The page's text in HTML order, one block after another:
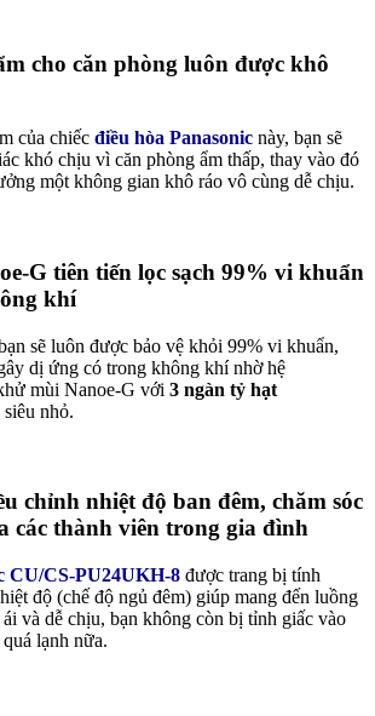
cho căn phòng luôn được khô
của chiếc điều hòa Panasonic này, bạn sẽ
khó chịu vì căn phòng ẩm thấp, thay vào đó
một không gian khô ráo vô cùng dễ chịu.
G tiên tiến lọc sạch 99% vi khuẩn
khí
sẽ luôn được bảo vệ khỏi 99% vi khuẩn,
dị ứng có trong không khí nhờ hệ
mùi Nanoe-G với 3 ngàn tỷ hạt
nhỏ.
chỉnh nhiệt độ ban đêm, chăm sóc
các thành viên trong gia đình
CU/CS-PU24UKH-8 được trang bị tính
độ (chế độ ngủ đêm) giúp mang đến luồng
và dễ chịu, bạn không còn bị tỉnh giấc vào
lạnh nữa.